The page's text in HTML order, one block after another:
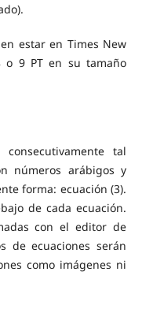
estar en Times New
o 9 PT en su tamaño
tal
números arábigos y
forma: ecuación (3).
de cada ecuación.
con el editor de
de ecuaciones serán
como imágenes ni